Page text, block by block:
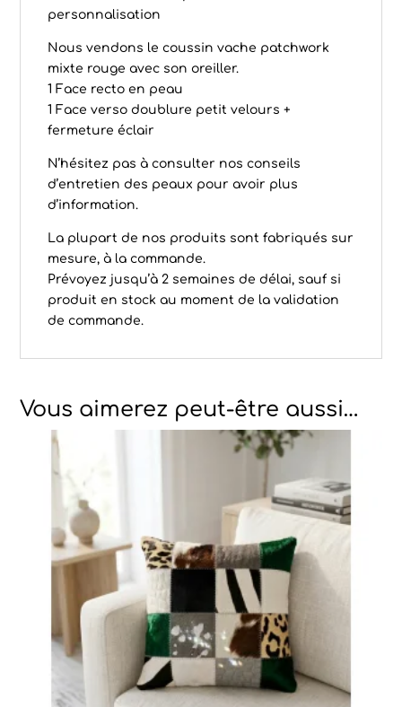
personnalisation
Nous vendons le coussin vache patchwork
mixte rouge avec son oreiller.
1 Face recto en peau
1 Face verso doublure petit velours +
fermeture éclair
N’hésitez pas à consulter nos conseils
d’entretien des peaux pour avoir plus
d’information.
La plupart de nos produits sont fabriqués sur
mesure, à la commande.
Prévoyez jusqu’à 2 semaines de délai, sauf si
produit en stock au moment de la validation
de commande.
Vous aimerez peut-être aussi…